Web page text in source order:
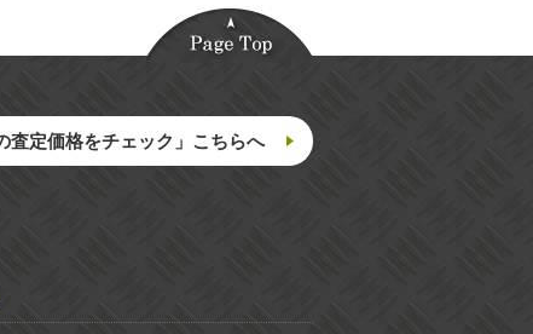
査定価格をチェック」こちらへ